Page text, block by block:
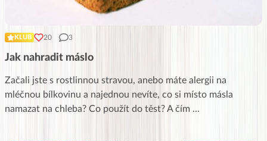
KLUB 20 3
Jak nahradit máslo
Začali jste s rostlinnou stravou, anebo máte alergii na
mléčnou bílkovinu a najednou nevíte, co si místo másla
namazat na chleba? Co použít do těst? A čím ...